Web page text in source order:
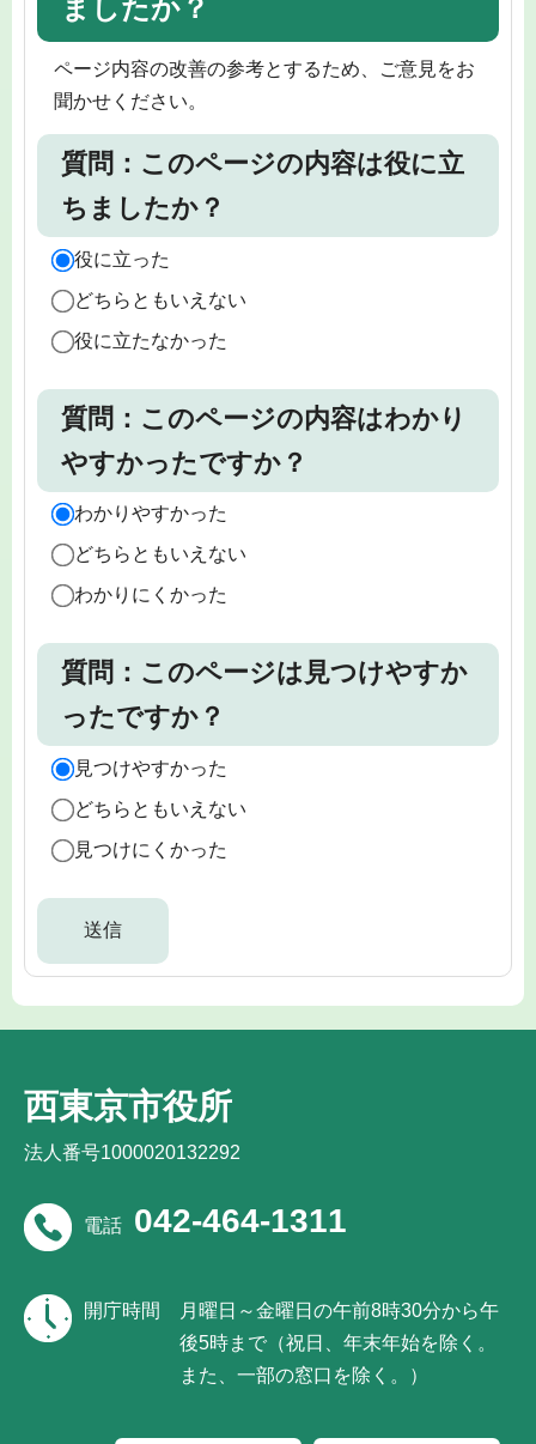
ましたか？
ページ内容の改善の参考とするため、ご意見をお
聞かせください。
質問：このページの内容は役に立
ちましたか？
役に立った
どちらともいえない
役に立たなかった
質問：このページの内容はわかり
やすかったですか？
わかりやすかった
どちらともいえない
わかりにくかった
質問：このページは見つけやすか
ったですか？
見つけやすかった
どちらともいえない
見つけにくかった
西東京市役所
法人番号1000020132292
電話 042-464-1311
開庁時間
月曜日～金曜日の午前8時30分から午
後5時まで（祝日、年末年始を除く。
また、一部の窓口を除く。）